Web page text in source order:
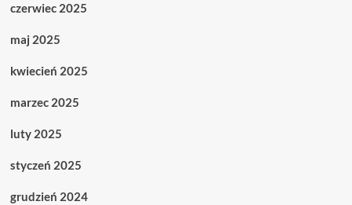
czerwiec 2025
maj 2025
kwiecień 2025
marzec 2025
luty 2025
styczeń 2025
grudzień 2024